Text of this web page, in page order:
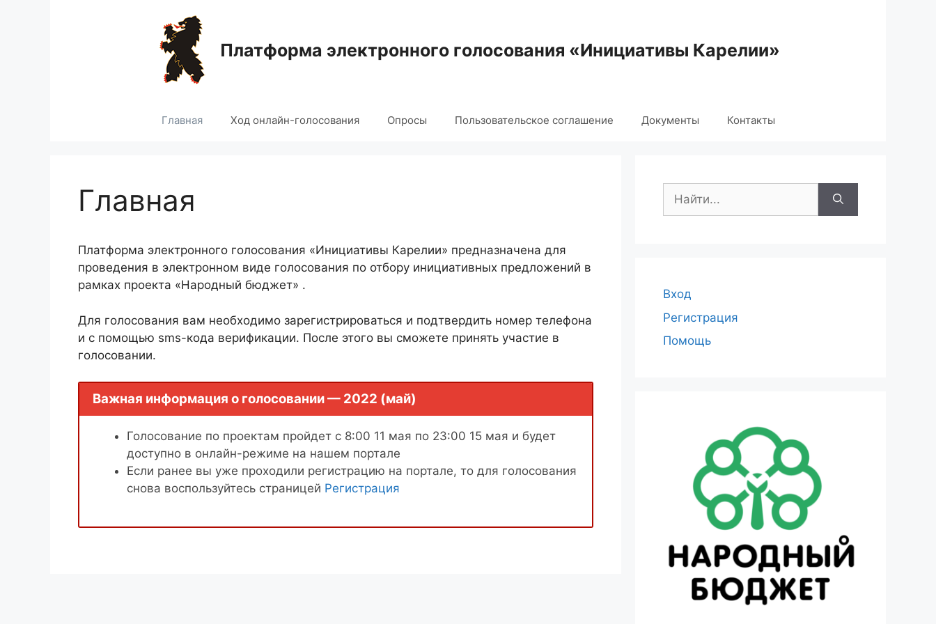
Платформа электронного голосования «Инициативы Карелии»
Главная Ход онлайн-голосования Опросы Пользовательское соглашение Документы Контакты
Главная
Платформа электронного голосования «Инициативы Карелии» предназначена для
проведения в электронном виде голосования по отбору инициативных предложений в
рамках проекта «Народный бюджет» .
Для голосования вам необходимо зарегистрироваться и подтвердить номер телефона
и с помощью sms-кода верификации. После этого вы сможете принять участие в
голосовании.
Важная информация о голосовании — 2022 (май)
Голосование по проектам пройдет с 8:00 11 мая по 23:00 15 мая и будет
доступно в онлайн-режиме на нашем портале
Если ранее вы уже проходили регистрацию на портале, то для голосования
снова воспользуйтесь страницей Регистрация
Поиск:
Вход
Регистрация
Помощь